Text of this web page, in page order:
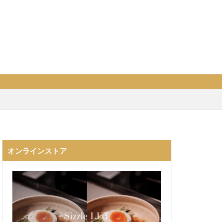
オンラインストア